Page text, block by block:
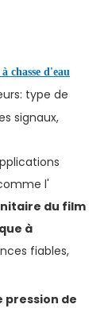
chasse d'eau
type de
signaux,
l'
du film
à
fiables,
pression de